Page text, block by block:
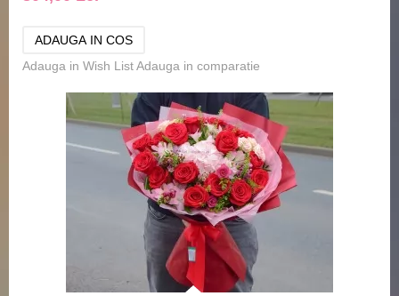
Adauga in Wish ListAdauga in comparatie